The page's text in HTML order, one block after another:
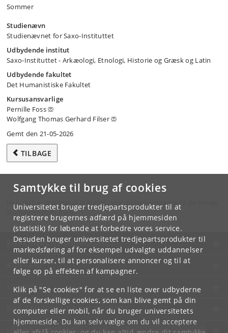
Samtykke til brug af cookies
Universitetet bruger tredjepartsprodukter til at
registrere brugernes adfærd på hjemmesiden
(statistik) for løbende at forbedre vores service.
Desuden bruger universitetet tredjepartsprodukter til
markedsføring af for eksempel udvalgte uddannelser
eller kurser, til at personalisere annoncer og til at
følge op på effekten af kampagner.
Klik på "Se cookies" for at se en liste over udbyderne
af de forskellige cookies, som kan blive gemt på din
computer eller mobil, når du bruger universitetets
hjemmeside. Du kan selv vælge om du vil acceptere
Sommer
Studienævn
Studienævnet for Saxo-Instituttet
Udbydende institut
Saxo-Instituttet - Arkæologi, Etnologi, Historie og Græsk og Latin
Udbydende fakultet
Det Humanistiske Fakultet
Kursusansvarlige
Pernille Foss
Wolfgang Thomas Gerhard Filser
Gemt den 21-05-2026
TILBAGE
Hvis du har spørgsmål til kurset, skal du henvende dig til din lokale
studieadministration.
KØBENHAVNS UNIVERSITET
KONTAKT
SERVICES
FOR STUDERENDE OG ANSATTE
JOB OG KARRIERE